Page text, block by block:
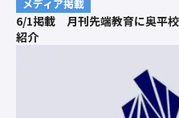
メディア掲載
6/1掲載 月刊先端教育に奥平
紹介